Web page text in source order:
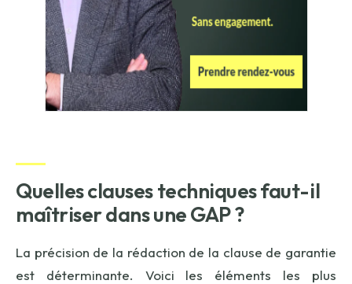
Quelles clauses techniques faut-il
maîtriser dans une GAP ?
La précision de la rédaction de la clause de garantie
est déterminante. Voici les éléments les plus